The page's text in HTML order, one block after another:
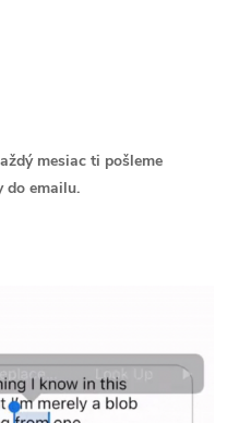
mesiac ti pošleme
do emailu.